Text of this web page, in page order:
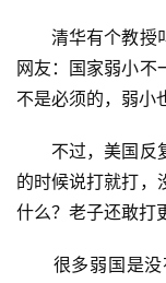
清华有个教授叫
网友：国家弱小不
不是必须的，弱小
不过，美国反复
的时候说打就打，
什么？老子还敢打
很多弱国是没